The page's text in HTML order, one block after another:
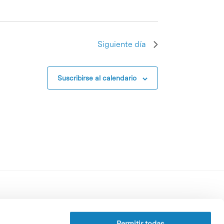
Siguiente día
Suscribirse al calendario
Perfil del contratante